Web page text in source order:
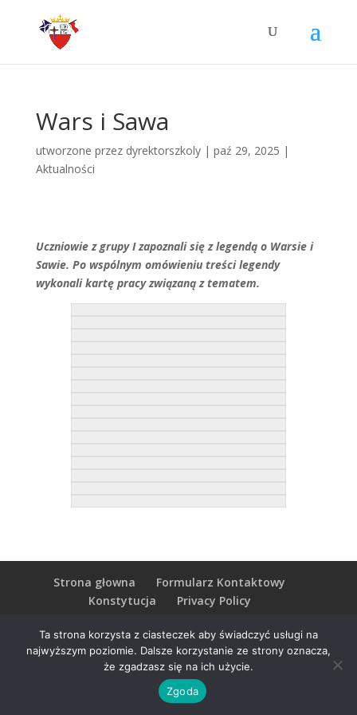
Wars i Sawa
utworzone przez dyrektorszkoly| paź 29, 2025 |
Aktualności
Uczniowie z grupy I zapoznali się z legendą o Warsie i
Sawie. Po wspólnym omówieniu treści legendy
wykonali kartę pracy związaną z tematem.
Strona głowna
Formularz Kontaktowy
Konstytucja
Privacy Policy
Ta strona korzysta z ciasteczek aby świadczyć usługi na
najwyższym poziomie. Dalsze korzystanie ze strony oznacza,
że zgadzasz się na ich użycie.
Zgoda